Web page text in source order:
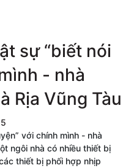
sự “biết nói
- nhà
Rịa Vũng Tàu
với chính mình - nhà
ngôi nhà có nhiều thiết bị
thiết bị phối hợp nhịp